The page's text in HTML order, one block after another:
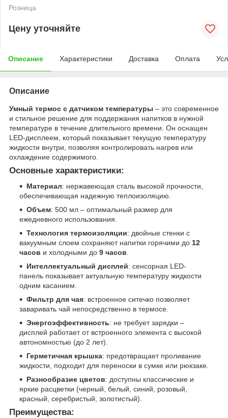
Розница
Цену уточняйте
Описание Характеристики Доставка Оплата
Описание
Умный термос с датчиком температуры – это современное
и стильное решение для поддержания напитков в нужной
температуре в течение длительного времени. Он оснащен
LED-дисплеем, который показывает текущую температуру
жидкости внутри, позволяя контролировать нагрев или
охлаждение содержимого.
Основные характеристики:
Материал: нержавеющая сталь высокой прочности,
обеспечивающая надежную теплоизоляцию.
Объем: 500 мл – оптимальный размер для
ежедневного использования.
Технология термоизоляции: двойные стенки с
вакуумным слоем сохраняют напитки горячими до 12
часов и холодными до 9 часов
Интеллектуальный дисплей: сенсорная LED-
панель показывает актуальную температуру жидкости
одним касанием.
Фильтр для чая: встроенное ситечко позволяет
заваривать чай непосредственно в термосе.
Энергоэффективность: не требует зарядки –
дисплей работает от встроенного элемента с высокой
автономностью (до 2 лет).
Герметичная крышка: предотвращает проливание
жидкости, подходит для переноски в сумке или рюкзаке.
Разнообразие цветов: доступны классические и
яркие расцветки (черный, белый, синий, розовый,
красный, серебристый, золотистый).
Преимущества: